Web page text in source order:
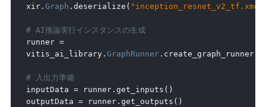
xir. Graph . deserialize (
# AI推論実行インスタンスの生成
runner =
vitis_ai_library. GraphRunner. create_graph_runner(
# 入出力準備
inputData = runner. get_inputs ()
outputData = runner. get_outputs ()